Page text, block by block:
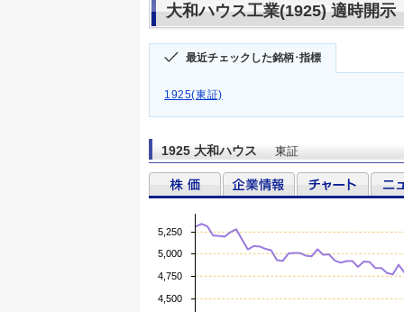
大和ハウス工業(1925) 適時開示
最近チェックした銘柄･指標
1925(東証)
1925 大和ハウス 東証